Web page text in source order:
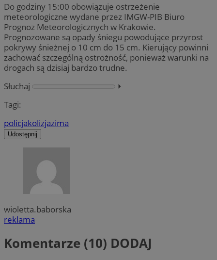
Do godziny 15:00 obowiązuje ostrzeżenie
meteorologiczne wydane przez IMGW-PIB Biuro
Prognoz Meteorologicznych w Krakowie.
Prognozowane są opady śniegu powodujące przyrost
pokrywy śnieżnej o 10 cm do 15 cm. Kierujący powinni
zachować szczególną ostrożność, ponieważ warunki na
drogach są dzisiaj bardzo trudne.
Słuchaj
⏵︎
Tagi:
policjakolizjazima
Udostępnij
wioletta.baborska
reklama
Komentarze (10) DODAJ